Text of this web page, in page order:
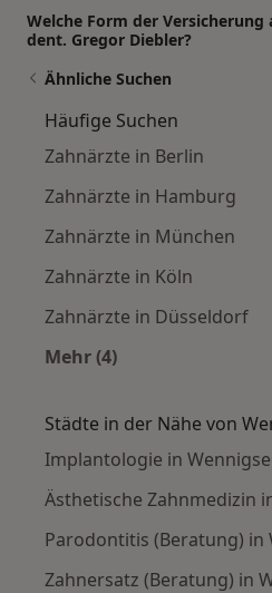
Welche Form der
dent. Gregor Diebler?
Ähnliche Suchen
Häufige Suchen
Zahnärzte in Berlin
Zahnärzte in Hamburg
Zahnärzte in München
Zahnärzte in Köln
Zahnärzte in Düsseldorf
Mehr (4)
Städte in der Nähe von
Implantologie in
Ästhetische Zahnmedizin
Parodontitis (Beratung) in
Zahnersatz (Beratung) in